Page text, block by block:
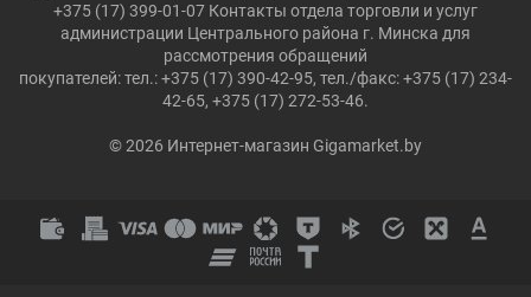
+375 (17) 399-01-07 Контакты отдела торговли и услуг
администрации Центрального района г. Минска для
рассмотрения обращений
покупателей: тел.: +375 (17) 390-42-95, тел./факс: +375 (17) 234-
42-65, +375 (17) 272-53-46.
© 2026 Интернет-магазин Gigamarket.by